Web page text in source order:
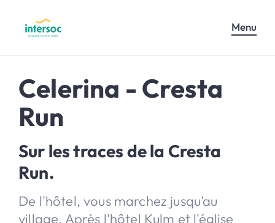
Menu
Celerina - Cresta
Run
Sur les traces de la Cresta
Run.
De l'hôtel, vous marchez jusqu'au
village. Après l'hôtel Kulm et l'église